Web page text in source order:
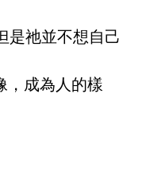
是祂並不想自己
，成為人的樣